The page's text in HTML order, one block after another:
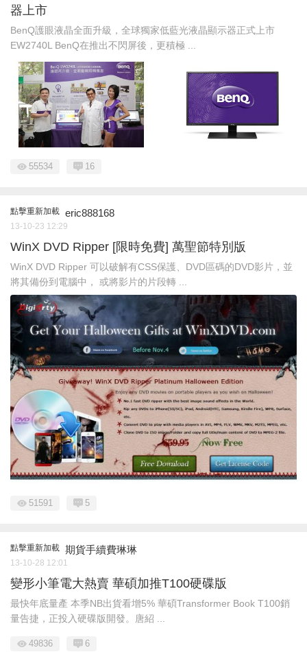
器上市
BenQ護眼液晶全面升級，全球獨家低藍光液晶顯示器正式上市
EW2740L BenQ在推出不閃屏後，更積極 ...
55534 16
點擊重新加載 eric888168
13-10-23 12:29
WinX DVD Ripper [限時免費] 萬聖節特別版
WinX DVD Ripper 可以破解有CSS保護、DVD區碼的DVD影片，並
將其備份到電腦中， 或將影片的片段轉 ...
51591 5
點擊重新加載 期貨手續費琳琳
13-10-28 12:01
變形小筆電大熱賣 華碩加推T100硬碟版
最快年底量產 本季NB出貨看增5% 華碩Transformer Book T100銷
量告捷，正投入硬碟版開發。唐紹 ...
49836 6